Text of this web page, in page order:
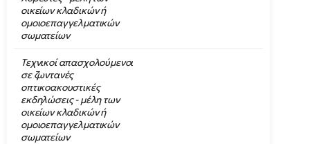
οικείων κλαδικών ή
ομοιοεπαγγελματικών
σωματείων
Τεχνικοί απασχολούμενοι
σε ζωντανές
οπτικοακουστικές
εκδηλώσεις - μέλη των
οικείων κλαδικών ή
ομοιοεπαγγελματικών
σωματείων